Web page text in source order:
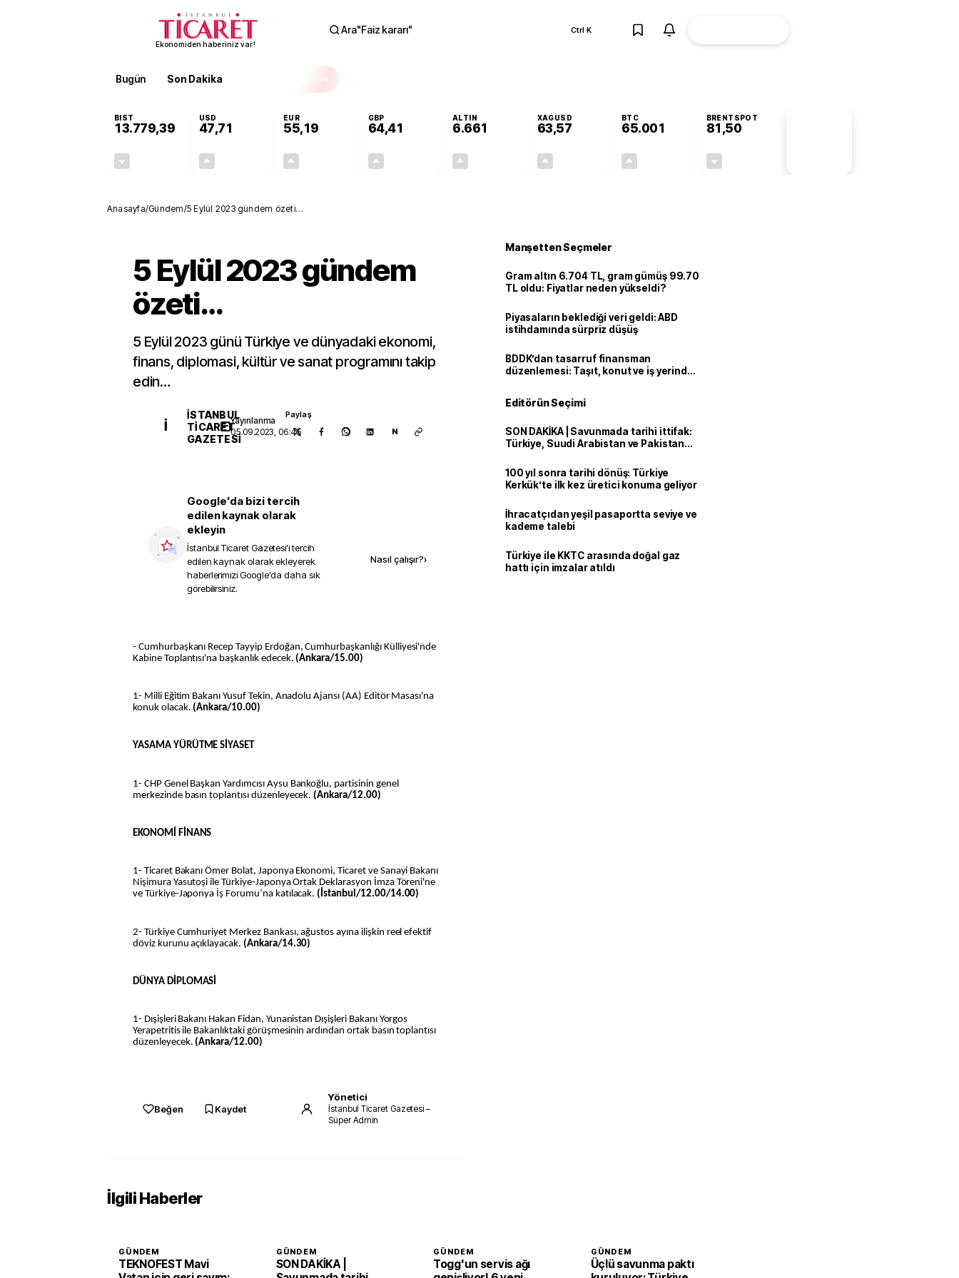
Ekonomiden haberiniz var!
Ara"Faiz kararı" Ctrl K
Bugün Son Dakika EKSTRA
BIST
13.779,39
USD
47,71
EUR
55,19
GBP
64,41
ALTIN
6.661
XAGUSD
63,57
BTC
65.001
BRENTSPOT
81,50
Anasayfa/Gündem/5 Eylül 2023 gündem özeti…
5 Eylül 2023 gündem
özeti…
5 Eylül 2023 günü Türkiye ve dünyadaki ekonomi,
finans, diplomasi, kültür ve sanat programını takip
edin…
İ
İSTANBUL
TICARET
GAZETESI
Yayınlanma
05.09.2023, 06:45
Paylaş
N
Google'da bizi tercih
edilen kaynak olarak
ekleyin
İstanbul Ticaret Gazetesi'i tercih
edilen kaynak olarak ekleyerek
haberlerimizi Google'da daha sık
görebilirsiniz.
Nasıl çalışır?›
- Cumhurbaşkanı Recep Tayyip Erdoğan, Cumhurbaşkanlığı Külliyesi'nde
Kabine Toplantısı'na başkanlık edecek. (Ankara/15.00)
1- Milli Eğitim Bakanı Yusuf Tekin, Anadolu Ajansı (AA) Editör Masası'na
konuk olacak. (Ankara/10.00)
YASAMA YÜRÜTME SİYASET
1- CHP Genel Başkan Yardımcısı Aysu Bankoğlu, partisinin genel
merkezinde basın toplantısı düzenleyecek. (Ankara/12.00)
EKONOMİ FİNANS
1- Ticaret Bakanı Ömer Bolat, Japonya Ekonomi, Ticaret ve Sanayi Bakanı
Nişimura Yasutoşi ile Türkiye-Japonya Ortak Deklarasyon İmza Töreni'ne
ve Türkiye-Japonya İş Forumu’na katılacak. (İstanbul/12.00/14.00)
2- Türkiye Cumhuriyet Merkez Bankası, ağustos ayına ilişkin reel efektif
döviz kurunu açıklayacak. (Ankara/14.30)
DÜNYA DİPLOMASİ
1- Dışişleri Bakanı Hakan Fidan, Yunanistan Dışişleri Bakanı Yorgos
Yerapetritis ile Bakanlıktaki görüşmesinin ardından ortak basın toplantısı
düzenleyecek. (Ankara/12.00)
Beğen Kaydet
Yönetici
İstanbul Ticaret Gazetesi –
Süper Admin
Manşetten Seçmeler
Gram altın 6.704 TL, gram gümüş 99.70
TL oldu: Fiyatlar neden yükseldi?
Piyasaların beklediği veri geldi: ABD
istihdamında sürpriz düşüş
BDDK’dan tasarruf finansman
düzenlemesi: Taşıt, konut ve iş yerinde
Editörün Seçimi
SON DAKİKA | Savunmada tarihi ittifak:
Türkiye, Suudi Arabistan ve Pakistan
100 yıl sonra tarihi dönüş: Türkiye
Kerkük’te ilk kez üretici konuma geliyor
İhracatçıdan yeşil pasaportta seviye ve
kademe talebi
Türkiye ile KKTC arasında doğal gaz
hattı için imzalar atıldı
İlgili Haberler
GÜNDEM
TEKNOFEST Mavi
GÜNDEM
SON DAKİKA |
GÜNDEM
Togg'un servis ağı
GÜNDEM
Üçlü savunma paktı